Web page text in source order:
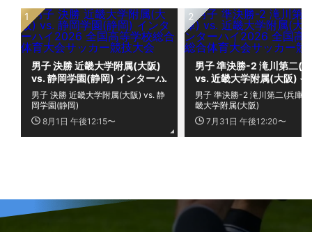
男子 決勝 近畿大学附属(大阪)
vs. 静岡学園(静岡) インターハ
イ2026 全国高等学校総合体
育大会サッカー競技大会
8月1日 午後12:15〜
男子 決勝 近畿大学附属(大阪) vs. 静
岡学園(静岡)
男子 準決勝-2 滝川第二(
vs. 近畿大学附属(大阪) イ
ーハイ2026 全国高等学
合体育大会サッカー競技
7月31日 午後12:20〜
男子 準決勝-2 滝川第二(兵庫)
畿大学附属(大阪)